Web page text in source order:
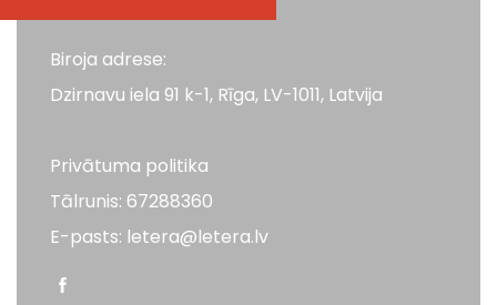
Biroja adrese:
Dzirnavu iela 91 k-1, Rīga, LV-1011, Latvija
Privātuma politika
Tālrunis: 67288360
E-pasts: letera@letera.lv